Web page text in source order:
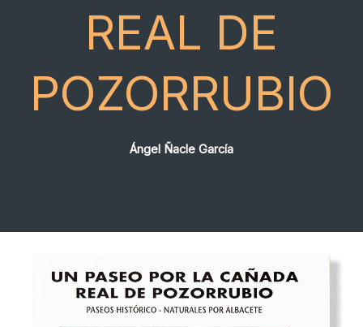
REAL DE
POZORRUBIO
Ángel Ñacle García